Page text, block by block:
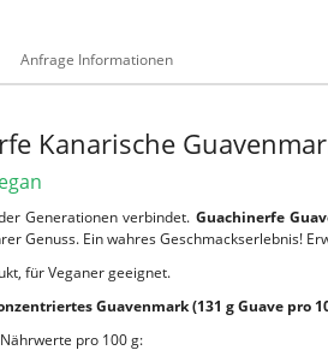
Anfrage Informationen
Kanarische
Generationen verbindet. Guachinerfe
Genuss. Ein wahres Geschmackserlebnis!
für Veganer geeignet.
Guavenmark (131 g Guave pro
pro 100 g: